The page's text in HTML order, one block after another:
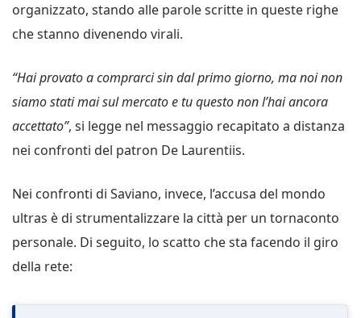
organizzato, stando alle parole scritte in queste righe
che stanno divenendo virali.
“Hai provato a comprarci sin dal primo giorno, ma noi non
siamo stati mai sul mercato e tu questo non l’hai ancora
accettato”, si legge nel messaggio recapitato a distanza
nei confronti del patron De Laurentiis.
Nei confronti di Saviano, invece, l’accusa del mondo
ultras è di strumentalizzare la città per un tornaconto
personale. Di seguito, lo scatto che sta facendo il giro
della rete: